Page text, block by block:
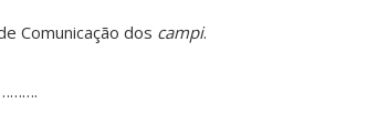
Comunicação dos campi.